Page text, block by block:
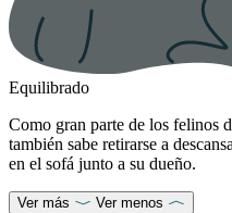
Equilibrado
Como gran parte de los felinos
también sabe retirarse a
en el sofá junto a su dueño.
Ver más Ver menos